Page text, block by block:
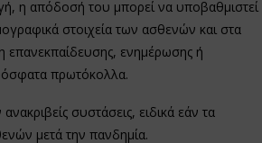
η απόδοσή του μπορεί να υποβαθμιστεί
στοιχεία των ασθενών και στα
επανεκπαίδευσης, ενημέρωσης ή
πρωτόκολλα.
συστάσεις, ειδικά εάν τα
μετά την πανδημία.